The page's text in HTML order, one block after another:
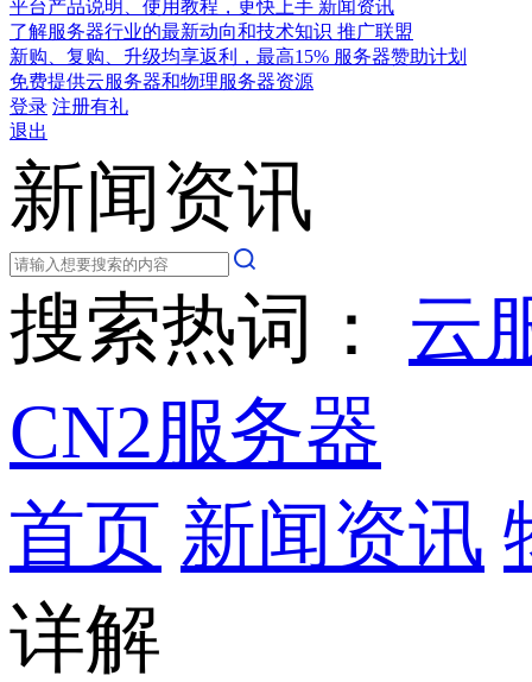
平台产品说明、使用教程，更快上手 新闻资讯
了解服务器行业的最新动向和技术知识 推广联盟
新购、复购、升级均享返利，最高15% 服务器赞助计划
免费提供云服务器和物理服务器资源
登录 注册有礼
退出
新闻资讯
搜索热词： 云
CN2服务器
首页 新闻资讯
详解